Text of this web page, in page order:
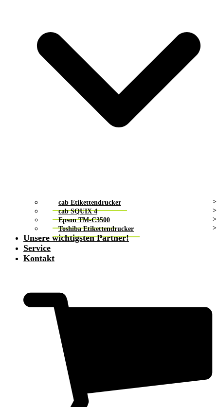
cab Etikettendrucker
cab SQUIX 4
Epson TM-C3500
Toshiba Etikettendrucker
Unsere wichtigsten Partner!
Service
Kontakt